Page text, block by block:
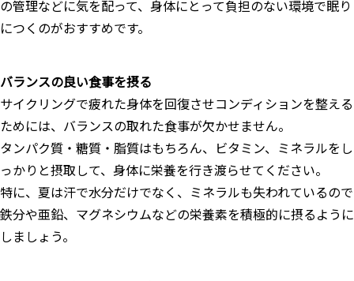
の管理などに気を配って、身体にとって負担のない環境で眠り
につくのがおすすめです。
バランスの良い食事を摂る
サイクリングで疲れた身体を回復させコンディションを整える
ためには、バランスの取れた食事が欠かせません。
タンパク質・糖質・脂質はもちろん、ビタミン、ミネラルをし
っかりと摂取して、身体に栄養を行き渡らせてください。
特に、夏は汗で水分だけでなく、ミネラルも失われているので
鉄分や亜鉛、マグネシウムなどの栄養素を積極的に摂るように
しましょう。